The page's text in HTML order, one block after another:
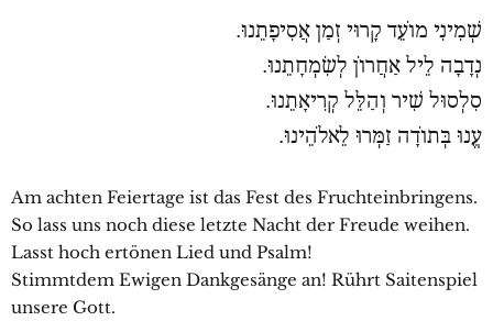
שְׁמִינִי מוֹעֵד קָרוּי זְמַן אֲסִיפָתֵנוּ.
נְדָבָה לֵיל אַחֲרוֹן לְשִׂמְחָתֵנוּ.
סִלְסוּל שִׁיר וְהַלֵּל קְרִיאָתֵנוּ.
עֱנוּ בְּתוֹדָה זַמְּרוּ לֵאלֹהֵינוּ.
Am achten Feiertage ist das Fest des Fruchteinbringens.
So lass uns noch diese letzte Nacht der Freude weihen.
Lasst hoch ertönen Lied und Psalm!
Stimmtdem Ewigen Dankgesänge an! Rührt Saitenspiel
unsere Gott.